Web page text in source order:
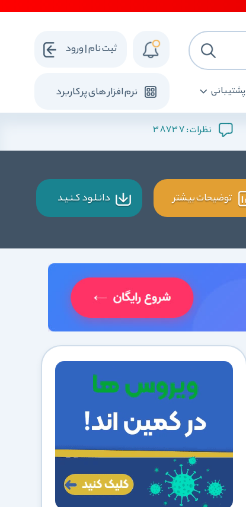
پشتیبانی نرم افزار های پرکاربرد
ثبت نام | ورود
نظرات :38737
توضیحات بیشتر دانـلـود کـنـیـد